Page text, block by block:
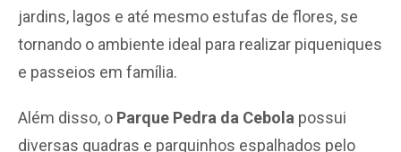
jardins, lagos e até mesmo estufas de flores, se
tornando o ambiente ideal para realizar piqueniques
e passeios em família.
Além disso, o Parque Pedra da Cebola possui
diversas quadras e parquinhos espalhados pelo